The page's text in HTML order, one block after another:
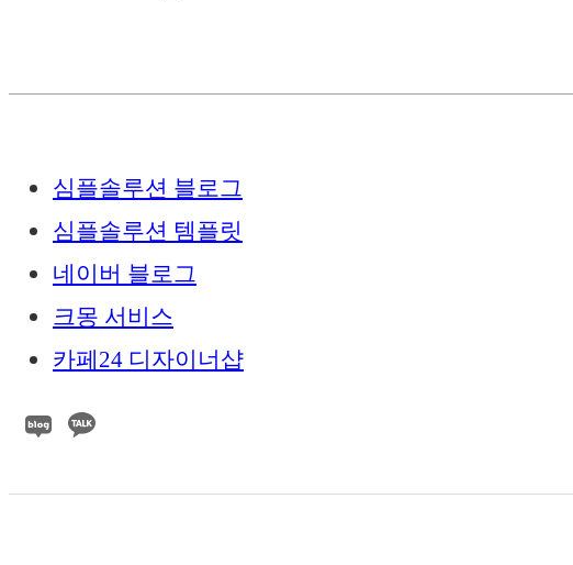
심플솔루션 블로그
심플솔루션 템플릿
네이버 블로그
크몽 서비스
카페24 디자이너샵